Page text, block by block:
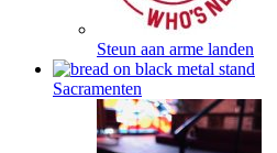
Steun aan arme landen
Sacramenten